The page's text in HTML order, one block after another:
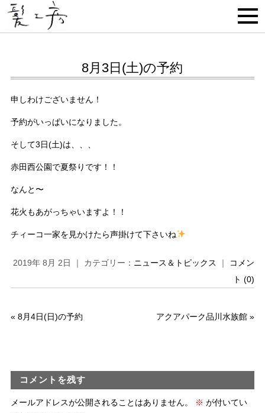
8月3日(土)の予約
申しわけございません！
予約がいっぱいになりました。
そして3日(土)は、、、
赤田西公園で夏祭りです！！
なんと〜
花火もあがっちゃいますよ！！
チィーコ一家を見かけたら声掛けて下さいね
2019年 8月 2日 ｜ カテゴリー： ニュース＆トピックス ｜
コメン
ト (0)
« 8月4日(日)の予約 アクアパーク品川水族館 »
コメントを残す
メールアドレスが公開されることはありません。 ※ が付いてい